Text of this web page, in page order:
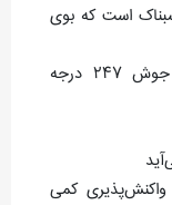
است که بوی
-در برابر حرارت بالا مقاوم است (نقطه جوش ۲۴۷ درجه
واکنش‌پذیری کمی